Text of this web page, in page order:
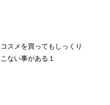
コスメを買ってもしっくり
こない事がある１